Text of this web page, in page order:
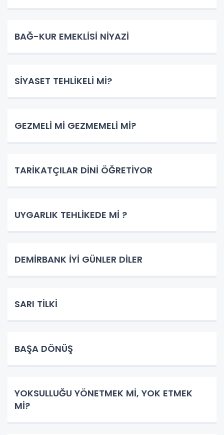
BAĞ-KUR EMEKLİSİ NİYAZİ
SİYASET TEHLİKELİ Mİ?
GEZMELİ Mİ GEZMEMELİ Mİ?
TARİKATÇILAR DİNİ ÖĞRETİYOR
UYGARLIK TEHLİKEDE Mİ ?
DEMİRBANK İYİ GÜNLER DİLER
SARI TİLKİ
BAŞA DÖNÜŞ
YOKSULLUĞU YÖNETMEK Mİ, YOK ETMEK
Mİ?